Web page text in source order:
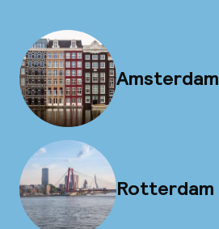
Amsterdam
Rotterdam